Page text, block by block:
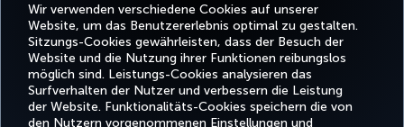
Wir verwenden verschiedene Cookies auf unserer
Website, um das Benutzererlebnis optimal zu gestalten.
Sitzungs-Cookies gewährleisten, dass der Besuch der
Website und die Nutzung ihrer Funktionen reibungslos
möglich sind. Leistungs-Cookies analysieren das
Surfverhalten der Nutzer und verbessern die Leistung
der Website. Funktionalitäts-Cookies speichern die von
den Nutzern vorgenommenen Einstellungen und
Facebook
TwitterInstagram
YouTubeLinkedIn
TikTokBlog
BUCHEN
UND
VERWALTEN
ERLEBNIS
ANGEBOTE
UND
REISEZIELE
HILFE
TURKISH
AIRLINES
HOLIDAYS